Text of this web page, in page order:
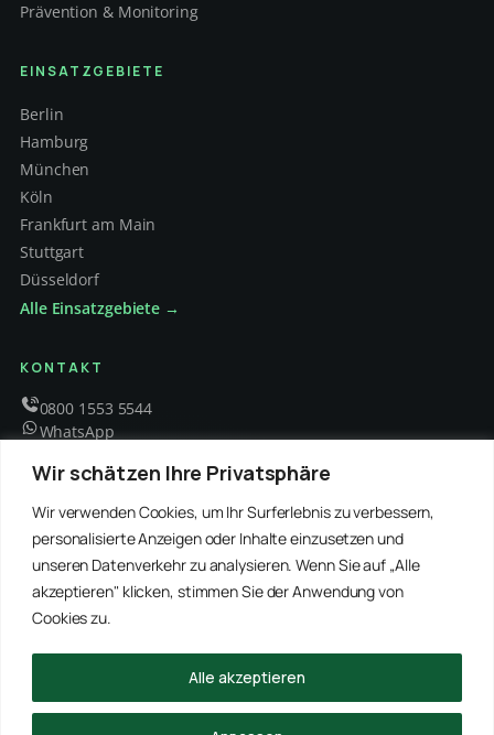
Wir schätzen Ihre Privatsphäre
Wir verwenden Cookies, um Ihr Surferlebnis zu verbessern,
personalisierte Anzeigen oder Inhalte einzusetzen und
unseren Datenverkehr zu analysieren. Wenn Sie auf „Alle
akzeptieren" klicken, stimmen Sie der Anwendung von
Cookies zu.
Alle akzeptieren
Prävention & Monitoring
EINSATZGEBIETE
Berlin
Hamburg
München
Köln
Frankfurt am Main
Stuttgart
Düsseldorf
Alle Einsatzgebiete →
KONTAKT
0800 1553 5544
WhatsApp
Mo – Fr 8 – 18 Uhr
EMPFOHLENE PARTNER
WinRei24 Dienstleistungen
Winterdienst Profi NRW
Winterdienst Niedersachsen
Winterdienst Hansa
Winterdienst Freitag
© 2026 Schädlingsbekämpfung Kraft · Alle Rechte vorbehalten